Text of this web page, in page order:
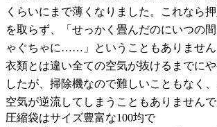
くらいにまで薄くなりました。これなら
を取らず、「せっかく畳んだのにいつの
ゃぐちゃに……」ということもありません
衣類とは違い全ての空気が抜けるまでに
したが、掃除機なので難しいこともなく
空気が逆流してしまうこともありませんで
圧縮袋はサイズ豊富な100均で